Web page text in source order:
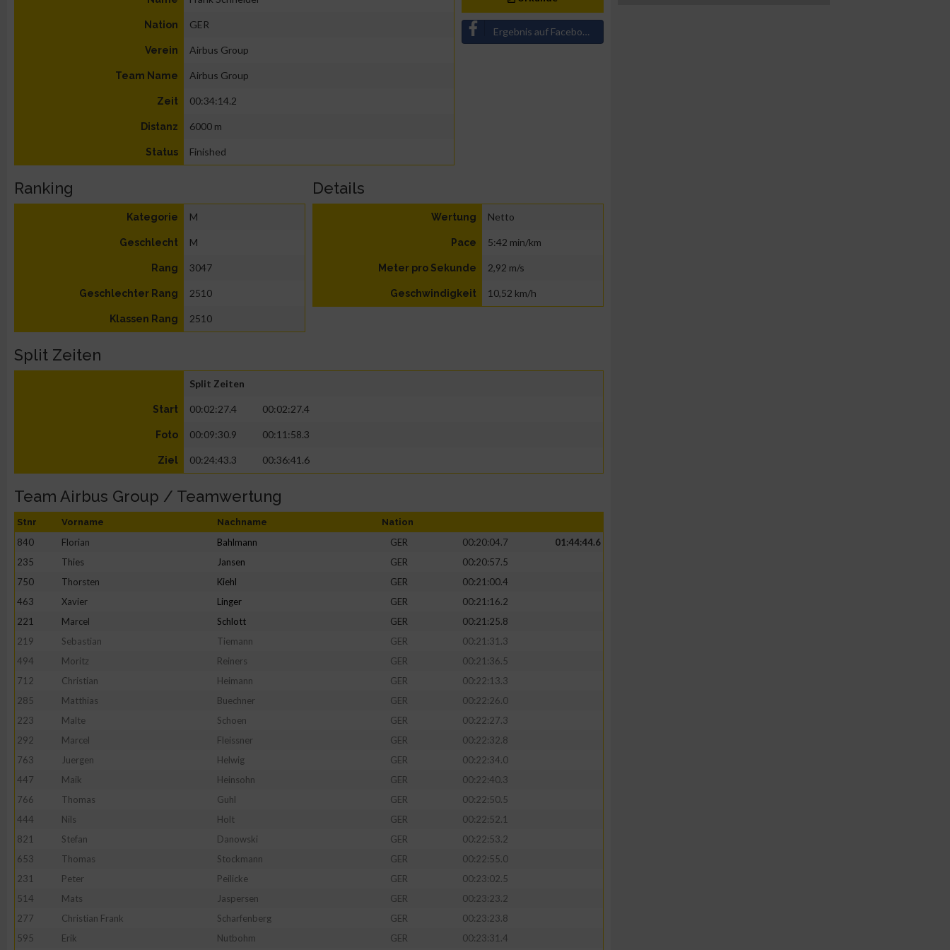
Nation GER
Verein Airbus Group
Team Name Airbus Group
Zeit 00:34:14.2
Distanz 6000 m
Status Finished
Ergebnis auf Facebook teilen
Ranking
Kategorie M
Geschlecht M
Rang 3047
Geschlechter Rang 2510
Klassen Rang 2510
Details
Wertung Netto
Pace 5:42 min/km
Meter pro Sekunde 2,92 m/s
Geschwindigkeit 10,52 km/h
Split Zeiten
Split Zeiten
Start 00:02:27.4 00:02:27.4
Foto 00:09:30.9 00:11:58.3
Ziel 00:24:43.3 00:36:41.6
Team Airbus Group / Teamwertung
Stnr Vorname Nachname Nation
840 Florian Bahlmann GER 00:20:04.7
01:44:44.6
235
Thies Jansen GER
00:20:57.5
750
Thorsten Kiehl GER
00:21:00.4
463
Xavier Linger GER
00:21:16.2
221
Marcel Schlott GER
00:21:25.8
219
Sebastian Tiemann GER
00:21:31.3
494
Moritz Reiners GER
00:21:36.5
712
Christian Heimann GER
00:22:13.3
285
Matthias Buechner GER
00:22:26.0
223
Malte Schoen GER
00:22:27.3
292
Marcel Fleissner GER
00:22:32.8
763
Juergen Helwig GER
00:22:34.0
447
Maik Heinsohn GER
00:22:40.3
766
Thomas Guhl GER
00:22:50.5
444
Nils Holt GER
00:22:52.1
821
Stefan Danowski GER
00:22:53.2
653
Thomas Stockmann GER
00:22:55.0
231
Peter Peilicke GER
00:23:02.5
514
Mats Jaspersen GER
00:23:23.2
277
Christian Frank Scharfenberg GER
00:23:23.8
595
Erik Nutbohm GER
00:23:31.4